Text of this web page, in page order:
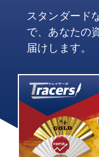
スタンダード
で、あなたの
届けします。